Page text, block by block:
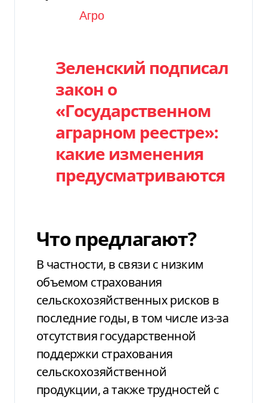
Категория
Агро
Зеленский подписал
закон о
«Государственном
аграрном реестре»:
какие изменения
предусматриваются
Что предлагают?
В частности, в связи с низким
объемом страхования
сельскохозяйственных рисков в
последние годы, в том числе из-за
отсутствия государственной
поддержки страхования
сельскохозяйственной
продукции, а также трудностей с